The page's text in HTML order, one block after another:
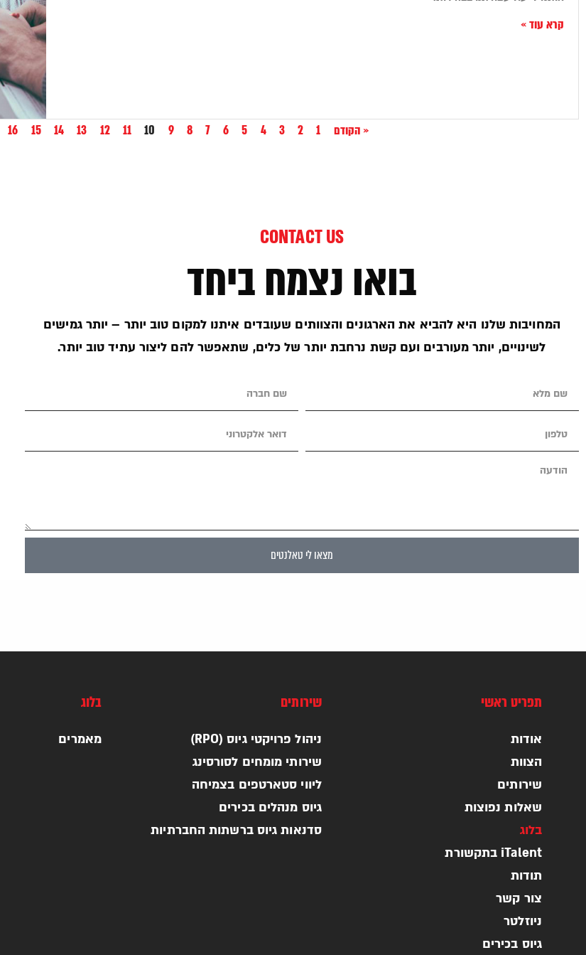
קרא עוד »
« הקודם 1
2
3
4
5
6
7
8
9
10
11
12
13
14
15
16
CONTACT US
בואו נצמח ביחד
המחויבות שלנו היא להביא את הארגונים והצוותים שעובדים איתנו למקום טוב יותר – יותר גמישים
לשינויים, יותר מעורבים ועם קשת נרחבת יותר של כלים, שתאפשר להם ליצור עתיד טוב יותר.
מצאו לי טאלנטים
תפריט ראשי
אודות
הצוות
שירותים
שאלות נפוצות
בלוג
iTalent בתקשורת
תודות
צור קשר
ניוזלטר
גיוס בכירים
שירותים
ניהול פרויקטי גיוס (RPO)
שירותי מומחים לסורסינג
ליווי סטארטפים בצמיחה
גיוס מנהלים בכירים
סדנאות גיוס ברשתות החברתיות
בלוג
מאמרים